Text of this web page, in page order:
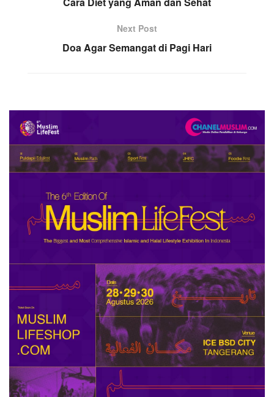
Next Post
Doa Agar Semangat di Pagi Hari